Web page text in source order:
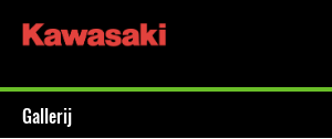
Gallerij